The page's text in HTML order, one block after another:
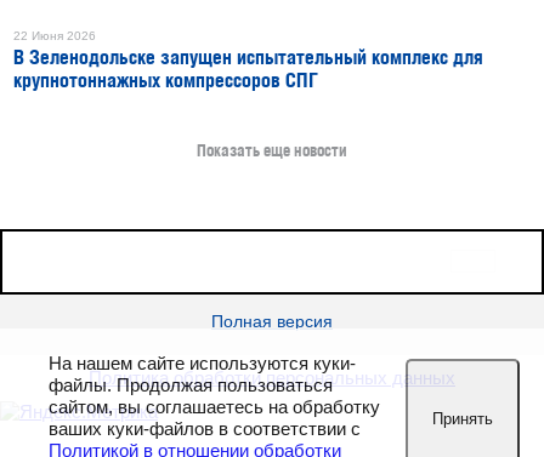
22 Июня 2026
В Зеленодольске запущен испытательный комплекс для
крупнотоннажных компрессоров СПГ
Показать еще новости
Полная версия
Политика обработки персональных данных
На нашем сайте используются куки-
файлы. Продолжая пользоваться
сайтом, вы соглашаетесь на обработку
ваших куки-файлов в соответствии с
Политикой в отношении обработки
Принять